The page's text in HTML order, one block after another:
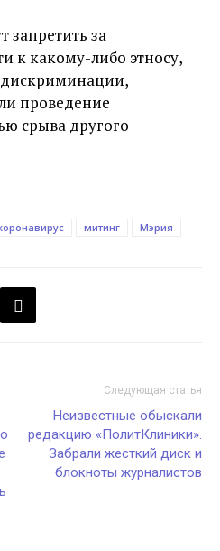
запретить за
к какому-либо этносу,
дискриминации,
проведение
срыва другого
митинг Мэрия
Следующая статья
Неизвестные обыскали
редакцию «ПолитКлиники».
Забрали жесткий диск и
блокноты журналистов